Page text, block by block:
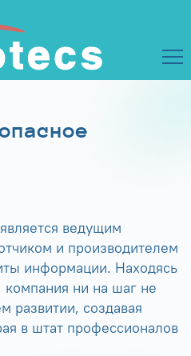
ведущим
и производителем
информации. Находясь
ни на шаг не
развитии, создавая
в штат профессионалов